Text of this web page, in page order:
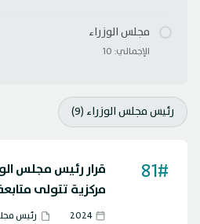
مجلس الوزراء
الإجمالي: 10
رئيس مجلس الوزراء (9)
81#
قرار رئيس مجلس
مركزية تتولى
القلاعية
2024 رئيس